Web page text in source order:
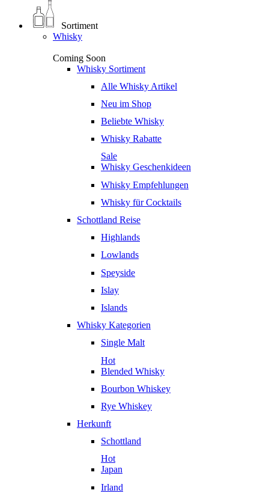
Sortiment
Whisky
Coming Soon
Whisky Sortiment
Alle Whisky Artikel
Neu im Shop
Beliebte Whisky
Whisky Rabatte
Sale
Whisky Geschenkideen
Whisky Empfehlungen
Whisky für Cocktails
Schottland Reise
Highlands
Lowlands
Speyside
Islay
Islands
Whisky Kategorien
Single Malt
Hot
Blended Whisky
Bourbon Whiskey
Rye Whiskey
Herkunft
Schottland
Hot
Japan
Irland